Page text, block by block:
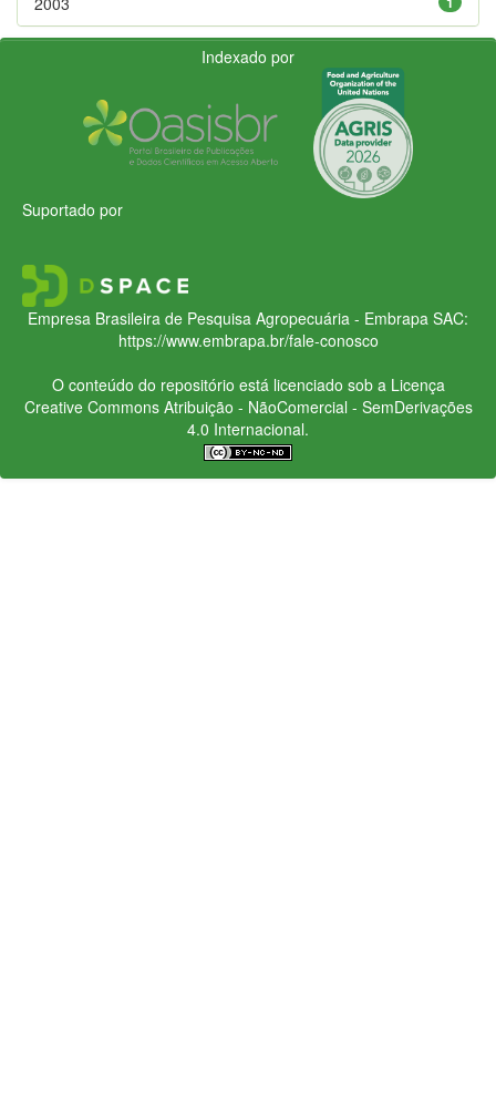
Indexado por
Suportado por
Empresa Brasileira de Pesquisa Agropecuária - Embrapa SAC:
https://www.embrapa.br/fale-conosco
O conteúdo do repositório está licenciado sob a Licença
Creative CommonsAtribuição - NãoComercial - SemDerivações
4.0 Internacional.